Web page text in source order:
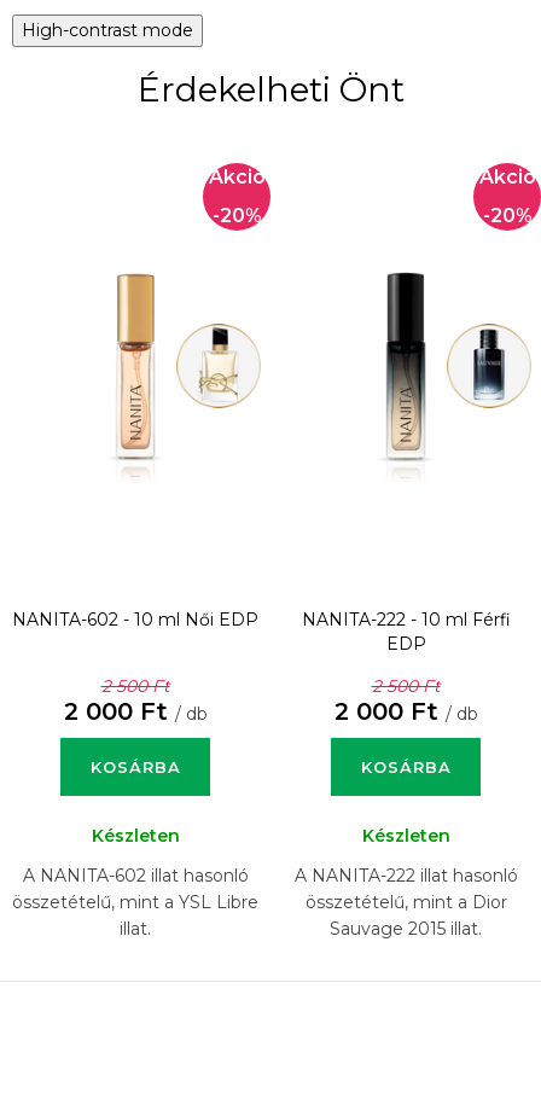
High-contrast mode
Érdekelheti Önt
-20%
NANITA-602 - 10 ml Női EDP
2 500 Ft
2 000 Ft / db
KOSÁRBA
Készleten
A NANITA-602 illat hasonló
összetételű, mint a YSL Libre
illat.
-20%
NANITA-222 - 10 ml
Férfi
EDP
2 500 Ft
2 000 Ft / db
KOSÁRBA
Készleten
A NANITA-222 illat hasonló
összetételű, mint a Dior
Sauvage 2015 illat.